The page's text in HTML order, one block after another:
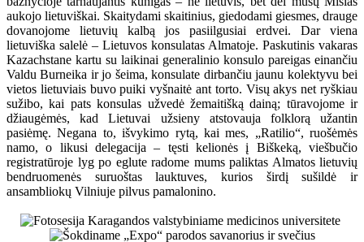
aukojo lietuviškai. Skaitydami skaitinius, giedodami giesmes, drauge
dovanojome lietuvių kalbą jos pasiilgusiai erdvei. Dar viena
lietuviška salelė – Lietuvos konsulatas Almatoje. Paskutinis vakaras
Kazachstane kartu su laikinai generalinio konsulo pareigas einančiu
Valdu Burneika ir jo šeima, konsulate dirbančiu jaunu kolektyvu bei
vietos lietuviais buvo puiki vyšnaitė ant torto. Visų akys net ryškiau
sužibo, kai pats konsulas užvedė žemaitišką dainą; tūravojome ir
džiaugėmės, kad Lietuvai užsieny atstovauja folklorą užantin
pasiėmę. Negana to, išvykimo rytą, kai mes, „Ratilio“, ruošėmės
namo, o likusi delegacija – tęsti kelionės į Biškeką, viešbučio
registratūroje lyg po eglute radome mums paliktas Almatos lietuvių
bendruomenės suruoštas lauktuves, kurios širdį sušildė ir
ansambliokų Vilniuje pilvus pamalonino.